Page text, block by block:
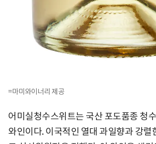
=마미와이너리 제공
어미실청수스위트는 국산 포도품종 청
와인이다. 이국적인 열대 과일향과 강렬